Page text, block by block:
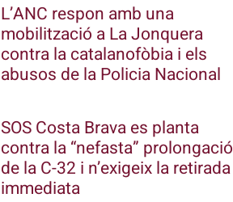
L’ANC respon amb una
mobilització a La Jonquera
contra la catalanofòbia i els
abusos de la Policia Nacional
SOS Costa Brava es planta
contra la “nefasta” prolongació
de la C-32 i n’exigeix la retirada
immediata